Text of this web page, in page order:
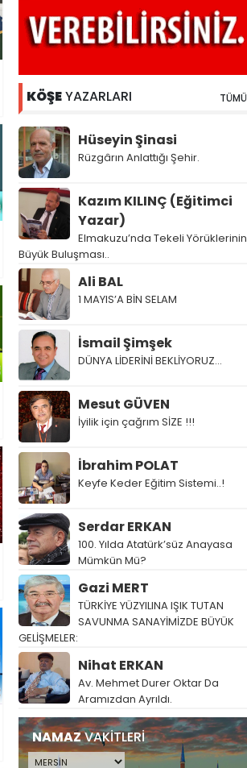
KÖŞEYAZARLARI TÜMÜ
Hüseyin Şinasi
Rüzgârın Anlattığı Şehir.
Kazım KILINÇ (Eğitimci
Yazar)
Elmakuzu’nda Tekeli Yörüklerinin
Büyük Buluşması..
Ali BAL
1 MAYIS’A BİN SELAM
İsmail Şimşek
DÜNYA LİDERİNİ BEKLİYORUZ…
Mesut GÜVEN
İyilik için çağrım SİZE !!!
İbrahim POLAT
Keyfe Keder Eğitim Sistemi..!
Serdar ERKAN
100. Yılda Atatürk’süz Anayasa
Mümkün Mü?
Gazi MERT
TÜRKİYE YÜZYILINA IŞIK TUTAN
SAVUNMA SANAYİMİZDE BÜYÜK
GELİŞMELER:
Nihat ERKAN
Av. Mehmet Durer Oktar Da
Aramızdan Ayrıldı.
NAMAZVAKİTLERİ